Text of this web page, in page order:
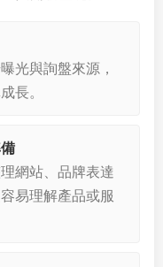
光與詢盤來源，
長。
網站、品牌表達
易理解產品或服